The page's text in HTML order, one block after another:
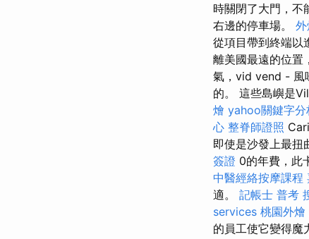
時關閉了大門，不
右邊的停車場。
從項目帶到終端以
離美國最遠的位置
氣，vid vend - 風
的。 這些島嶼是
燴 yahoo關鍵字分
心 整脊師證照
即使是沙發上最扭
簽證 0的年費，此
中醫經絡按摩課程
適。 記帳士 普考
services 桃園外燴
的員工使它變得魔